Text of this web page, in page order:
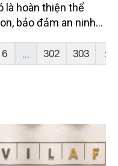
là hoàn thiện thể
bảo đảm an ninh
xanh trong các
của các hệ sinh thái
6 ... 302 303 ›